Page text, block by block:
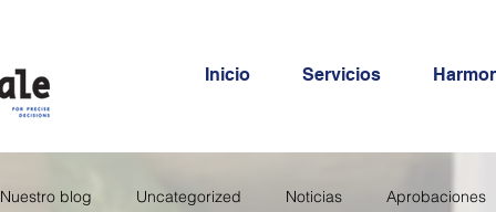
Inicio Servicios
Nuestro blog Uncategorized Noticias Aprobaciones